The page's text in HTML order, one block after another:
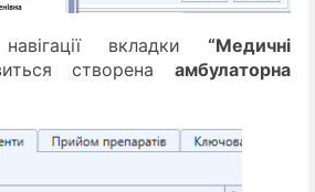
вкладки “Медичні
створена амбулаторна